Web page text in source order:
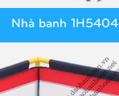
Nhà banh 1H5404